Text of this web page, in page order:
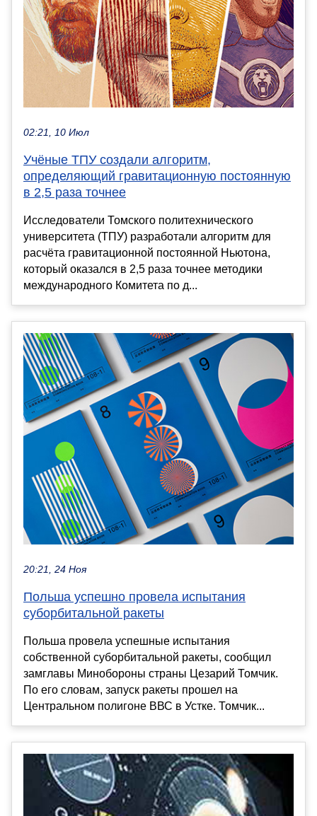
02:21, 10 Июл
Учёные ТПУ создали алгоритм,
определяющий гравитационную постоянную
в 2,5 раза точнее
Исследователи Томского политехнического
университета (ТПУ) разработали алгоритм для
расчёта гравитационной постоянной Ньютона,
который оказался в 2,5 раза точнее методики
международного Комитета по д...
20:21, 24 Ноя
Польша успешно провела испытания
суборбитальной ракеты
Польша провела успешные испытания
собственной суборбитальной ракеты, сообщил
замглавы Минобороны страны Цезарий Томчик.
По его словам, запуск ракеты прошел на
Центральном полигоне ВВС в Устке. Томчик...